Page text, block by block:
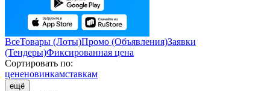
ВсеТовары (Лоты)Промо (Объявления)Заявки
(Тендеры)Фиксированная цена
Сортировать по:
цененовинкамставкам
ещё